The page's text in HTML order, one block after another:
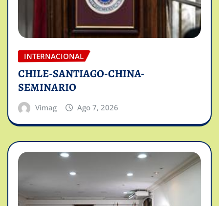
INTERNACIONAL
CHILE-SANTIAGO-CHINA-
SEMINARIO
Vimag Ago 7, 2026